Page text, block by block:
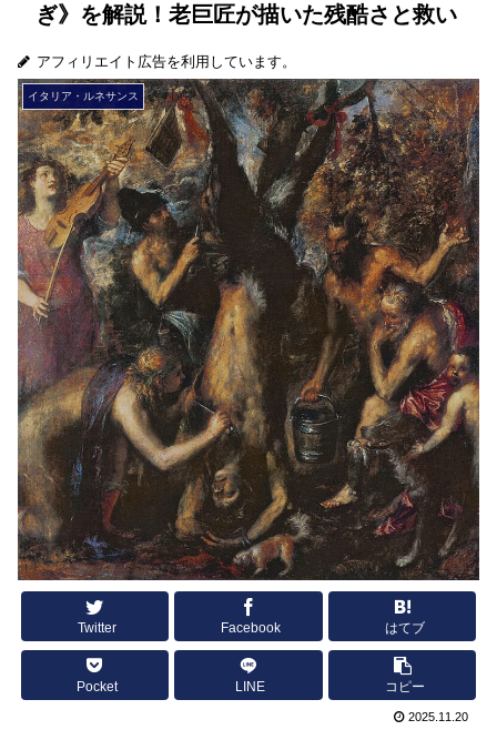
ぎ》を解説！老巨匠が描いた残酷さと救い
アフィリエイト広告を利用しています。
イタリア・ルネサンス
Twitter Facebook はてブ
Pocket LINE コピー
2025.11.20